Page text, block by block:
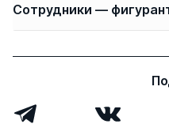
Сотрудники —
Имя
Островский Павел
Юрьевич